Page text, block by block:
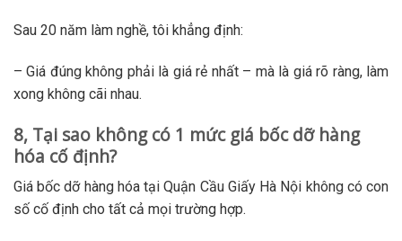
Sau 20 năm làm nghề, tôi khẳng định:
– Giá đúng không phải là giá rẻ nhất – mà là giá rõ ràng, làm
xong không cãi nhau.
8, Tại sao không có 1 mức giá bốc dỡ hàng
hóa cố định?
Giá bốc dỡ hàng hóa tại Quận Cầu Giấy Hà Nội không có con
số cố định cho tất cả mọi trường hợp.